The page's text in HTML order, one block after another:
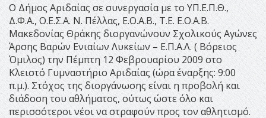
Ο Δήμος Αριδαίας σε συνεργασία με το ΥΠ.Ε.Π.Θ.,
Δ.Φ.Α., Ο.Ε.Σ.Α. Ν. Πέλλας, Ε.Ο.Α.Β., Τ.Ε. Ε.Ο.Α.Β.
Μακεδονίας Θράκης διοργανώνουν Σχολικούς Αγώνες
Άρσης Βαρών Ενιαίων Λυκείων – Ε.Π.Α.Λ. ( Βόρειος
Όμιλος) την Πέμπτη 12 Φεβρουαρίου 2009 στο
Κλειστό Γυμναστήριο Αριδαίας (ώρα έναρξης: 9:00
π.μ.). Στόχος της διοργάνωσης είναι η προβολή και
διάδοση του αθλήματος, ούτως ώστε όλο και
περισσότεροι νέοι να στραφούν προς τον αθλητισμό.